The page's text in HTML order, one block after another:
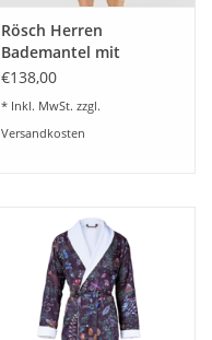
Rösch Herren
Bademantel mit
Schalkragen
€138,00
* Inkl. MwSt. zzgl.
Versandkosten